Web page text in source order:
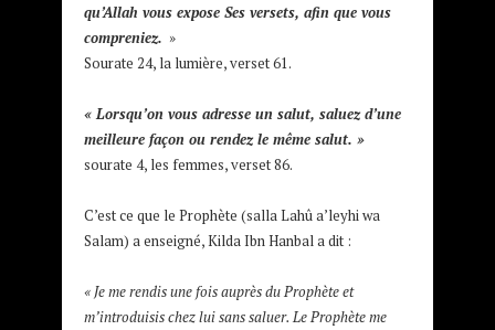
qu’Allah vous expose Ses versets, afin que vous
compreniez. »
Sourate 24, la lumière, verset 61.
« Lorsqu’on vous adresse un salut, saluez d’une
meilleure façon ou rendez le même salut. »
sourate 4, les femmes, verset 86.
C’est ce que le Prophète (salla Lahû a’leyhi wa
Salam) a enseigné, Kilda Ibn Hanbal a dit :
«Je me rendis une fois auprès du Prophète et
m’introduisis chez lui sans saluer. Le Prophète me